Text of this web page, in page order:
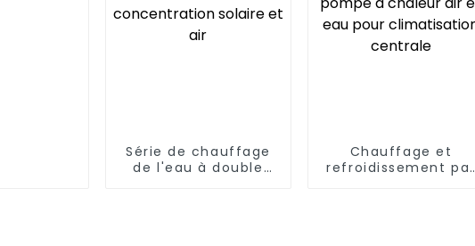
Série de chauffage
de l'eau à double
Chauffage et
refroidissement par